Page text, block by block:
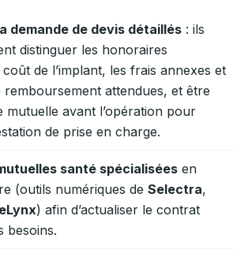
demande de devis détaillés : ils
distinguer les honoraires
de l’implant, les frais annexes et
remboursement attendues, et être
mutuelle avant l’opération pour
de prise en charge.
santé spécialisées en
(outils numériques de Selectra,
) afin d’actualiser le contrat
besoins.